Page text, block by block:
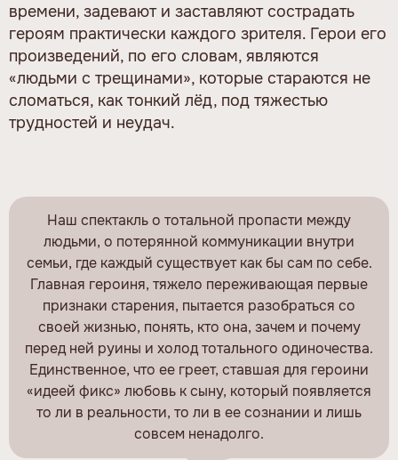
времени, задевают и заставляют сострадать
героям практически каждого зрителя. Герои его
произведений, по его словам, являются
«людьми с трещинами», которые стараются не
сломаться, как тонкий лёд, под тяжестью
трудностей и неудач.
Наш спектакль о тотальной пропасти между
людьми, о потерянной коммуникации внутри
семьи, где каждый существует как бы сам по себе.
Главная героиня, тяжело переживающая первые
признаки старения, пытается разобраться со
своей жизнью, понять, кто она, зачем и почему
перед ней руины и холод тотального одиночества.
Единственное, что ее греет, ставшая для героини
«идеей фикс» любовь к сыну, который появляется
то ли в реальности, то ли в ее сознании и лишь
совсем ненадолго.